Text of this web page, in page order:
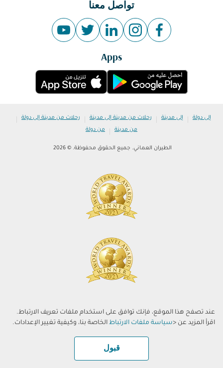
عند تصفح هذا الموقع، فإنك توافق على استخدام ملفات تعريف الارتباط.
اقرأ المزيد عن <سياسة ملفات الارتباط الخاصة بنا، وكيفية تغيير الإعدادات.
قبول
تواصل معنا
Apps
إلى دولة | إلى مدينة | رحلات من مدينة إلى مدينة | رحلات من مدينة إلى دولة |
من مدينة | من دولة
الطيران العماني. جميع الحقوق محفوظة. © 2026